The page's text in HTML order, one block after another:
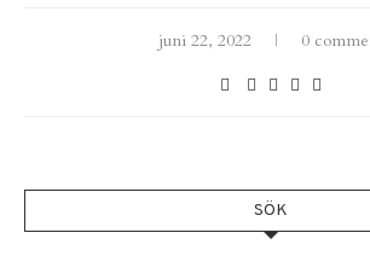
juni 22, 2022 0
SÖK